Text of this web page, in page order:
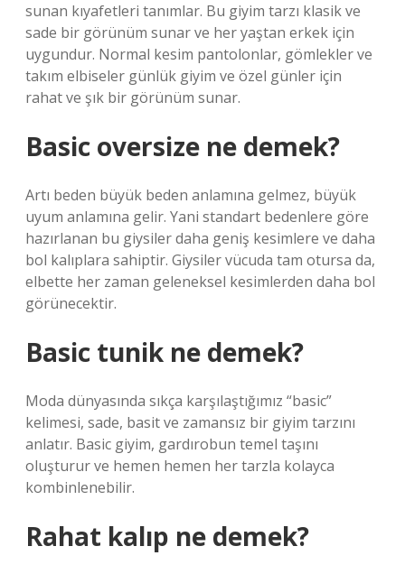
sunan kıyafetleri tanımlar. Bu giyim tarzı klasik ve
sade bir görünüm sunar ve her yaştan erkek için
uygundur. Normal kesim pantolonlar, gömlekler ve
takım elbiseler günlük giyim ve özel günler için
rahat ve şık bir görünüm sunar.
Basic oversize ne demek?
Artı beden büyük beden anlamına gelmez, büyük
uyum anlamına gelir. Yani standart bedenlere göre
hazırlanan bu giysiler daha geniş kesimlere ve daha
bol kalıplara sahiptir. Giysiler vücuda tam otursa da,
elbette her zaman geleneksel kesimlerden daha bol
görünecektir.
Basic tunik ne demek?
Moda dünyasında sıkça karşılaştığımız “basic”
kelimesi, sade, basit ve zamansız bir giyim tarzını
anlatır. Basic giyim, gardırobun temel taşını
oluşturur ve hemen hemen her tarzla kolayca
kombinlenebilir.
Rahat kalıp ne demek?